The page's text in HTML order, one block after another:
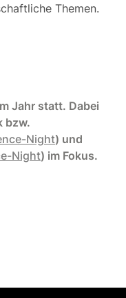
Themen.
Jahr statt. Dabei
bzw.
Night) und
Night) im Fokus.